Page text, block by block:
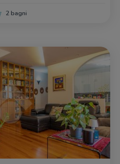
2 bagni